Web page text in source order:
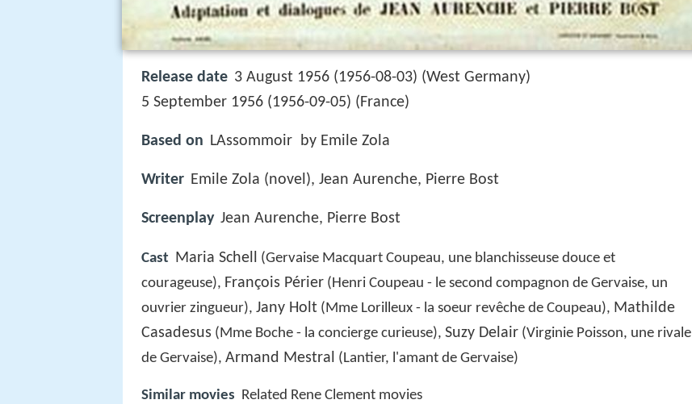
Release date 3 August 1956 (1956-08-03) (West Germany)
5 September 1956 (1956-09-05) (France)
Based on LAssommoir by Emile Zola
Writer Emile Zola (novel), Jean Aurenche, Pierre Bost
Screenplay Jean Aurenche, Pierre Bost
Cast Maria Schell
(Gervaise Macquart Coupeau, une blanchisseuse douce et
courageuse), François Périer (Henri Coupeau - le second compagnon de Gervaise, un
ouvrier zingueur), Jany Holt (Mme Lorilleux - la soeur revêche de Coupeau), Mathilde
Casadesus (Mme Boche - la concierge curieuse), Suzy Delair (Virginie Poisson, une rivale
de Gervaise), Armand Mestral (Lantier, l'amant de Gervaise)
Similar movies Related Rene Clement movies